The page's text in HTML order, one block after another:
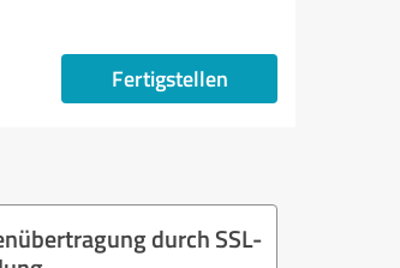
Fertigstellen
durch SSL-